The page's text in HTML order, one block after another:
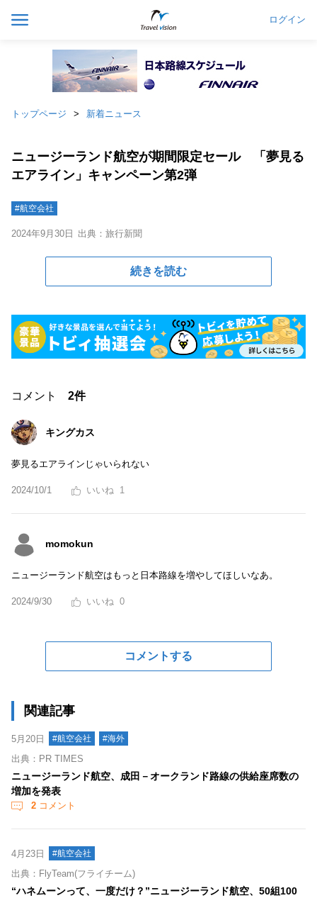
ログイン
トップページ 新着ニュース
ニュージーランド航空が期間限定セール 「夢見る
エアライン」キャンペーン第2弾
#航空会社
2024年9月30日 出典：旅行新聞
続きを読む
コメント 2件
キングカス
夢見るエアラインじゃいられない
2024/10/1 1
momokun
ニュージーランド航空はもっと日本路線を増やしてほしいなあ。
2024/9/30 0
コメントする
関連記事
5月20日 #航空会社 #海外
出典：PR TIMES
ニュージーランド航空、成田－オークランド路線の供給座席数の
増加を発表
2 コメント
4月23日 #航空会社
出典：FlyTeam(フライチーム)
“ハネムーンって、一度だけ？”ニュージーランド航空、50組100